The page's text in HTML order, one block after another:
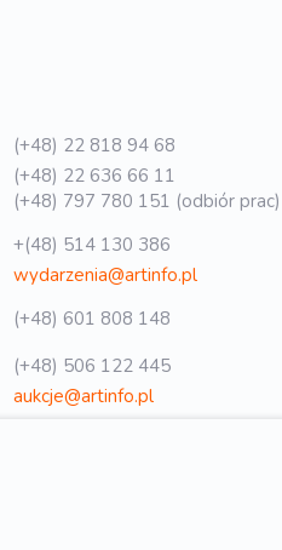
(+48) 22 818 94 68
(+48) 22 636 66 11
(+48) 797 780 151 (odbiór prac)
+(48) 514 130 386
wydarzenia@artinfo.pl
(+48) 601 808 148
(+48) 506 122 445
aukcje@artinfo.pl